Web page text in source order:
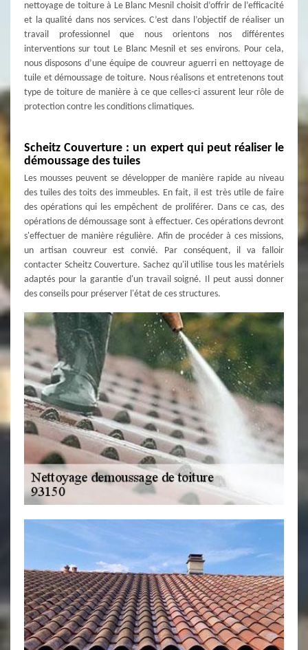
nettoyage de toiture à Le Blanc Mesnil choisit d’offrir de l’efficacité
et la qualité dans nos services. C’est dans l’objectif de réaliser un
travail professionnel que nous orientons nos différentes
interventions sur tout Le Blanc Mesnil et ses environs. Pour cela,
nous disposons d’une équipe de couvreur aguerri en nettoyage de
tuile et démoussage de toiture. Nous réalisons et entretenons tout
type de toiture de manière à ce que celles-ci assurent leur rôle de
protection contre les conditions climatiques.
Scheitz Couverture : un expert qui peut réaliser le
démoussage des tuiles
Les mousses peuvent se développer de manière rapide au niveau
des tuiles des toits des immeubles. En fait, il est très utile de faire
des opérations qui les empêchent de proliférer. Dans ce cas, des
opérations de démoussage sont à effectuer. Ces opérations devront
s'effectuer de manière régulière. Afin de procéder à ces missions,
un artisan couvreur est convié. Par conséquent, il va falloir
contacter Scheitz Couverture. Sachez qu'il utilise tous les matériels
adaptés pour la garantie d'un travail soigné. Il peut aussi donner
des conseils pour préserver l'état de ces structures.